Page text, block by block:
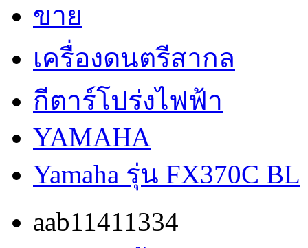
ขาย
เครื่องดนตรีสากล
กีตาร์โปร่งไฟฟ้า
YAMAHA
Yamaha รุ่น FX370C BL
aab11411334